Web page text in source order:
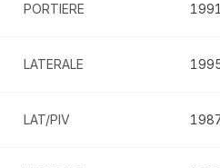
PORTIERE 1991
LATERALE
LAT/PIV